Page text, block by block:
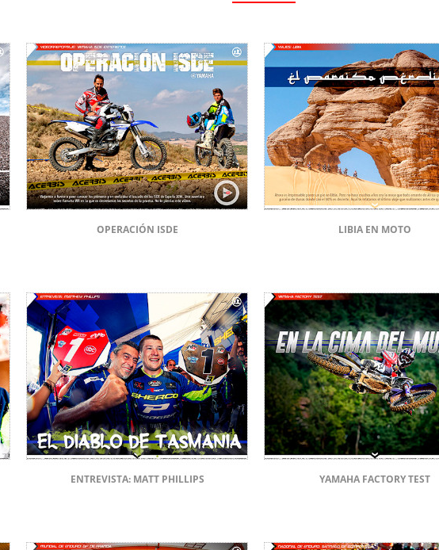
OPERACIÓN ISDE LIBIA EN MOTO
ENTREVISTA: MATT PHILLIPS YAMAHA FACTORY TEST